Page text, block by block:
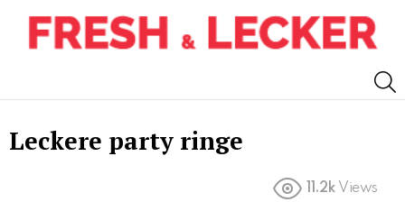
Leckere party ringe
11.2k Views